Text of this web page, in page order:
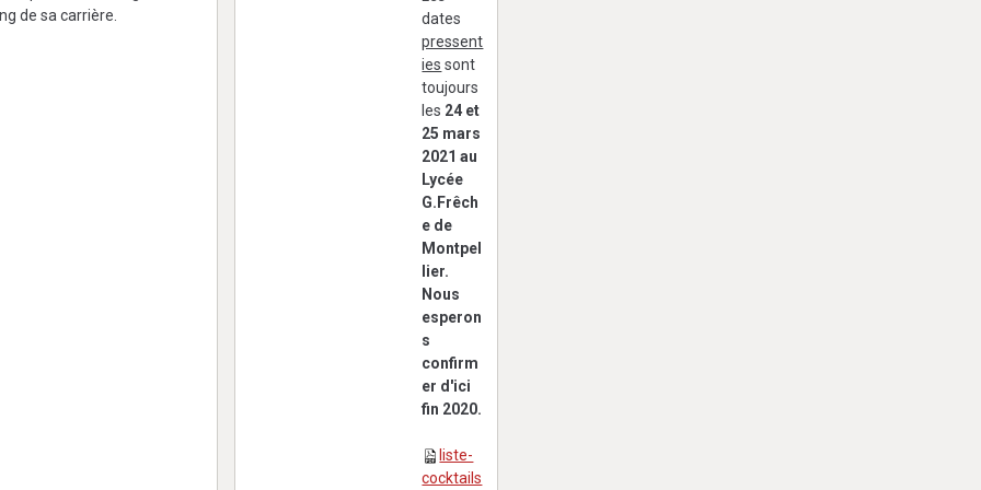
de sa carrière.
dates
pressent
ies sont
toujours
les 24 et
25 mars
2021 au
Lycée
G.Frêch
e de
Montpel
lier.
Nous
esperon
s
confirm
er d'ici
fin 2020.
liste-
cocktails